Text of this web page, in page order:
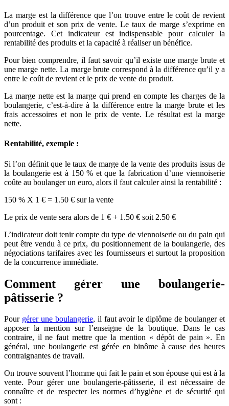
La marge est la différence que l’on trouve entre le coût de revient
d’un produit et son prix de vente. Le taux de marge s’exprime en
pourcentage. Cet indicateur est indispensable pour calculer la
rentabilité des produits et la capacité à réaliser un bénéfice.
Pour bien comprendre, il faut savoir qu’il existe une marge brute et
une marge nette. La marge brute correspond à la différence qu’il y a
entre le coût de revient et le prix de vente du produit.
La marge nette est la marge qui prend en compte les charges de la
boulangerie, c’est-à-dire à la différence entre la marge brute et les
frais accessoires et non le prix de vente. Le résultat est la marge
nette.
Rentabilité, exemple :
Si l’on définit que le taux de marge de la vente des produits issus de
la boulangerie est à 150 % et que la fabrication d’une viennoiserie
coûte au boulanger un euro, alors il faut calculer ainsi la rentabilité :
150 % X 1 € = 1.50 € sur la vente
Le prix de vente sera alors de 1 € + 1.50 € soit 2.50 €
L’indicateur doit tenir compte du type de viennoiserie ou du pain qui
peut être vendu à ce prix, du positionnement de la boulangerie, des
négociations tarifaires avec les fournisseurs et surtout la proposition
de la concurrence immédiate.
Comment gérer une boulangerie-
pâtisserie ?
Pour gérer une boulangerie, il faut avoir le diplôme de boulanger et
apposer la mention sur l’enseigne de la boutique. Dans le cas
contraire, il ne faut mettre que la mention « dépôt de pain ». En
général, une boulangerie est gérée en binôme à cause des heures
contraignantes de travail.
On trouve souvent l’homme qui fait le pain et son épouse qui est à la
vente. Pour gérer une boulangerie-pâtisserie, il est nécessaire de
connaître et de respecter les normes d’hygiène et de sécurité qui
sont :